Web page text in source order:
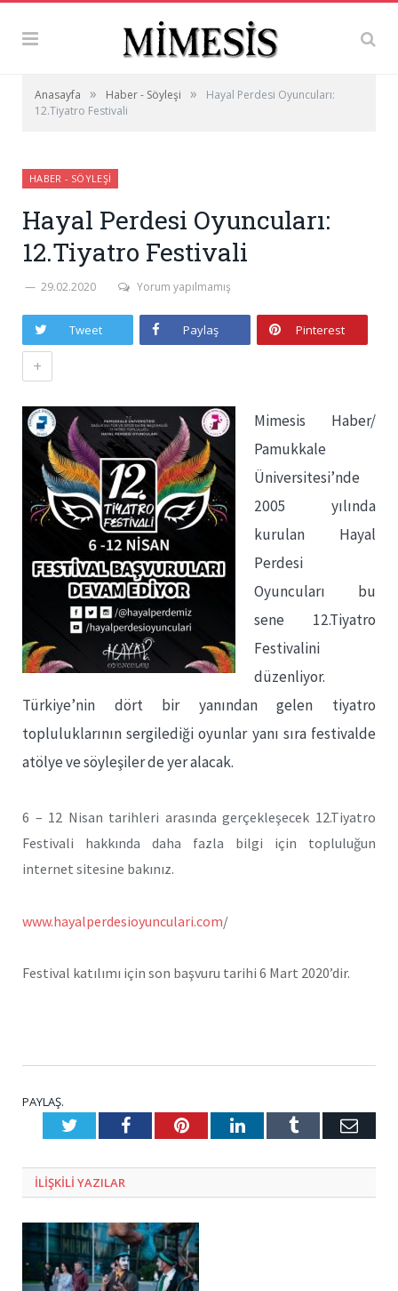
Anasayfa » Haber - Söyleşi »
Hayal Perdesi Oyuncuları:
12.Tiyatro Festivali
HABER - SÖYLEŞI
Hayal Perdesi Oyuncuları:
12.Tiyatro Festivali
29.02.2020 Yorum yapılmamış
Tweet Paylaş Pinterest
+
Mimesis Haber/
Pamukkale
Üniversitesi’nde
2005 yılında
kurulan Hayal
Perdesi
Oyuncuları bu
sene 12.Tiyatro
Festivalini
düzenliyor.
Türkiye’nin dört bir yanından gelen tiyatro
topluluklarının sergilediği oyunlar yanı sıra festivalde
atölye ve söyleşiler de yer alacak.
6 – 12 Nisan tarihleri arasında gerçekleşecek 12.Tiyatro
Festivali hakkında daha fazla bilgi için topluluğun
internet sitesine bakınız.
www.hayalperdesioyunculari.com/
Festival katılımı için son başvuru tarihi 6 Mart 2020’dir.
PAYLAŞ.
TwitterFacebookPinterestLinkedInTumblr E-
ILIŞKILI YAZILAR